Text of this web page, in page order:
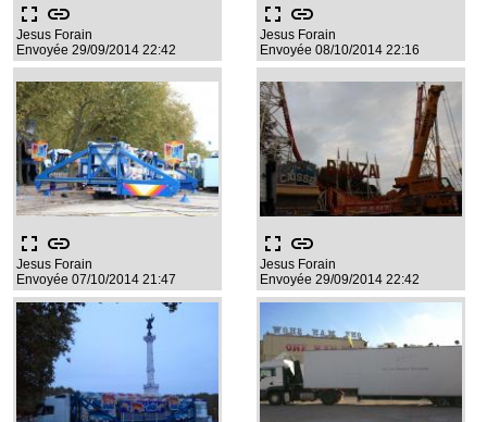
fullscreen link
Jesus Forain
Envoyée 29/09/2014 22:42
fullscreen link
Jesus Forain
Envoyée 08/10/2014 22:16
fullscreen link
Jesus Forain
Envoyée 07/10/2014 21:47
fullscreen link
Jesus Forain
Envoyée 29/09/2014 22:42